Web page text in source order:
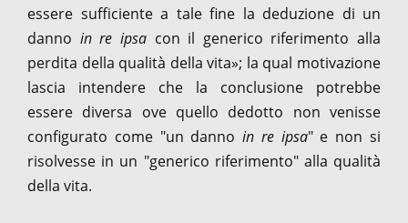
essere sufficiente a tale fine la deduzione di un
danno in re ipsacon il generico riferimento alla
perdita della qualità della vita»; la qual motivazione
lascia intendere che la conclusione potrebbe
essere diversa ove quello dedotto non venisse
configurato come "un dannoin re ipsa" e non si
risolvesse in un "generico riferimento" alla qualità
della vita.